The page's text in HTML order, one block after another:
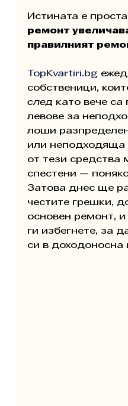
Истината е
ремонт
правилният
TopKvartiri.bg
собственици,
след като вече са
левове за
лоши
или неподходяща
от тези средства
спестени —
Затова днес ще
честите грешки,
основен ремонт,
ги избегнете, за
си в доходоносна